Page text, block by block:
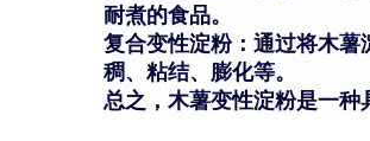
耐煮的食品。
复合变性淀粉：通过将木
稠、粘结、膨化等。
总之，木薯变性淀粉是一